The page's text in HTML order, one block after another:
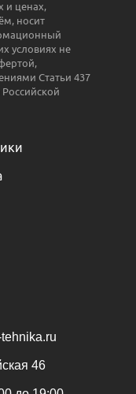
и ценах,
носит
условиях не
Статьи 437
46